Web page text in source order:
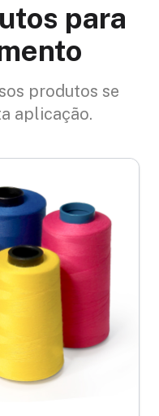
para
produtos se
aplicação.